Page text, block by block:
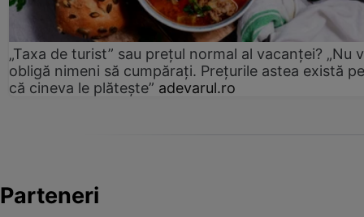
„Taxa de turist” sau prețul normal al vacanței? „Nu
obligă nimeni să cumpărați. Prețurile astea există
că cineva le plătește” adevarul.ro
Parteneri